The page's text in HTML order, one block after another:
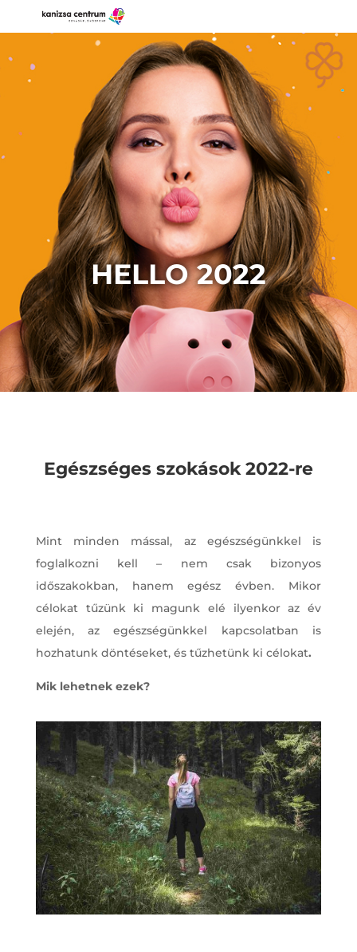
HELLO 2022
Egészséges szokások 2022-re
Mint minden mással, az egészségünkkel is
foglalkozni kell – nem csak bizonyos
időszakokban, hanem egész évben. Mikor
célokat tűzünk ki magunk elé ilyenkor az év
elején, az egészségünkkel kapcsolatban is
hozhatunk döntéseket, és tűzhetünk ki célokat.
Mik lehetnek ezek?